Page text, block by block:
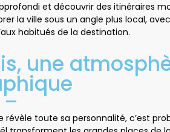
et découvrir des itinéraires
la ville sous un angle plus local,
habitués de la destination.
une
révèle toute sa personnalité, c’est